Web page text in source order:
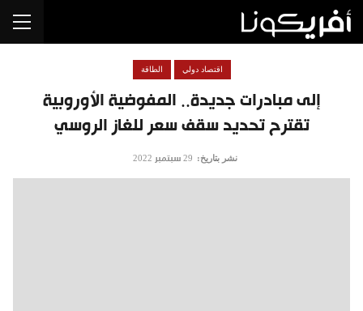
إلى مبادرات جديدة.. المفوضية الأوروبية
تقترح تحديد سقف سعر للغاز الروسي
اقتصاد دولي الطاقة
نشر بتاريخ: 29 سبتمبر 2022